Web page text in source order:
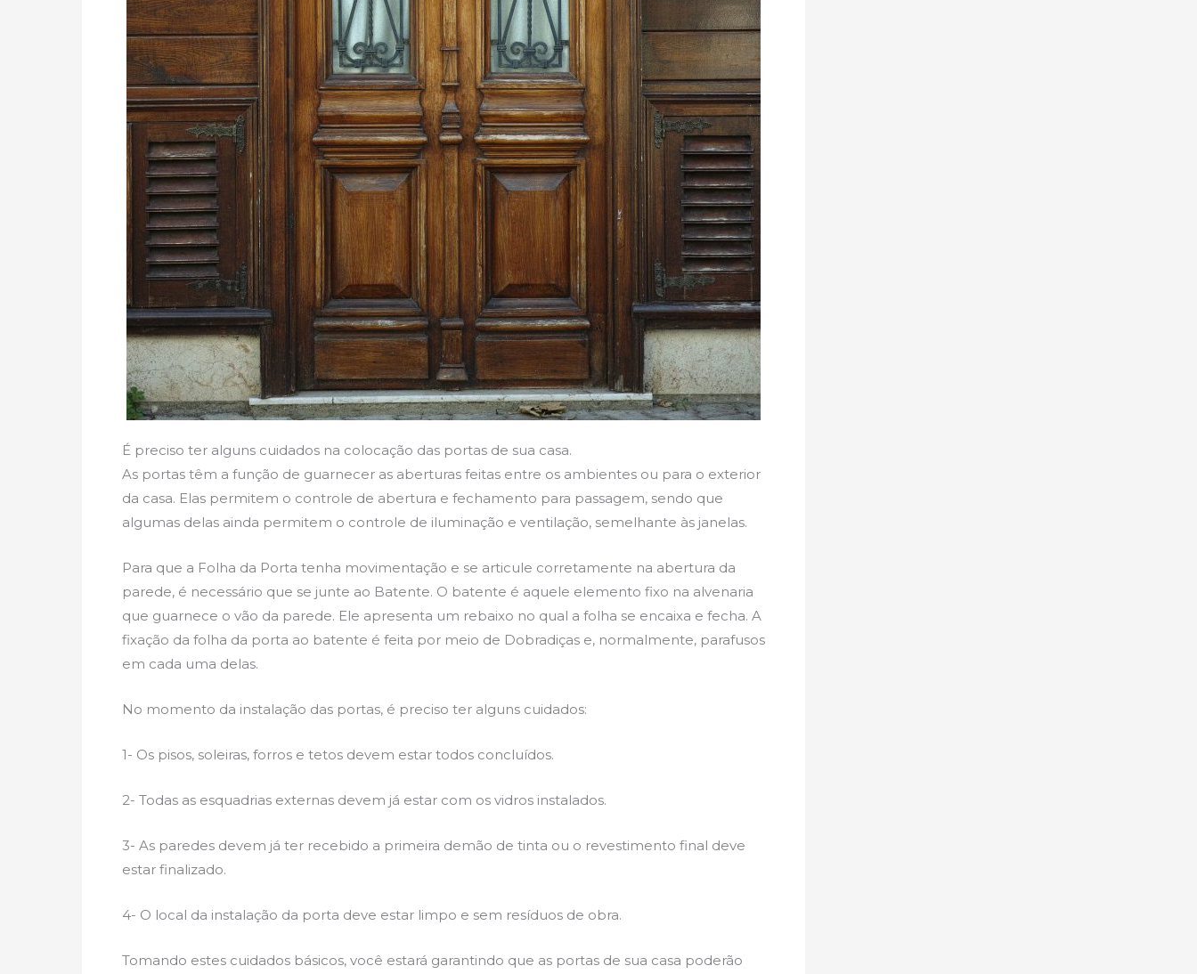
É preciso ter alguns cuidados na colocação das portas de sua casa.
As portas têm a função de guarnecer as aberturas feitas entre os ambientes ou para o exterior
da casa. Elas permitem o controle de abertura e fechamento para passagem, sendo que
algumas delas ainda permitem o controle de iluminação e ventilação, semelhante às janelas.
Para que a Folha da Porta tenha movimentação e se articule corretamente na abertura da
parede, é necessário que se junte ao Batente. O batente é aquele elemento fixo na alvenaria
que guarnece o vão da parede. Ele apresenta um rebaixo no qual a folha se encaixa e fecha. A
fixação da folha da porta ao batente é feita por meio de Dobradiças e, normalmente, parafusos
em cada uma delas.
No momento da instalação das portas, é preciso ter alguns cuidados:
1- Os pisos, soleiras, forros e tetos devem estar todos concluídos.
2- Todas as esquadrias externas devem já estar com os vidros instalados.
3- As paredes devem já ter recebido a primeira demão de tinta ou o revestimento final deve
estar finalizado.
4- O local da instalação da porta deve estar limpo e sem resíduos de obra.
Tomando estes cuidados básicos, você estará garantindo que as portas de sua casa poderão